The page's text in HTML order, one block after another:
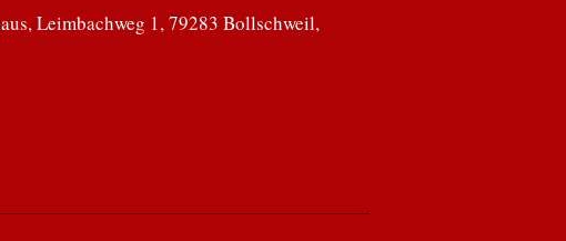
Leimbachweg 1, 79283 Bollschweil,